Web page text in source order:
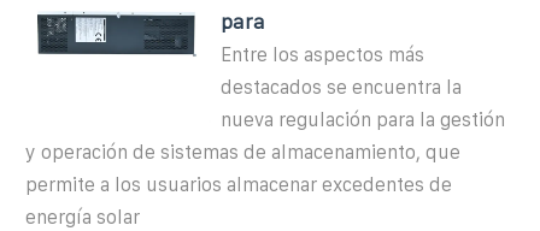
para
Entre los aspectos más
destacados se encuentra la
nueva regulación para la gestión
y operación de sistemas de almacenamiento, que
permite a los usuarios almacenar excedentes de
energía solar